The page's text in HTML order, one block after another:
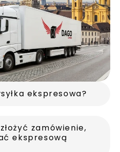
ekspresowa?
zamówienie,
ekspresową